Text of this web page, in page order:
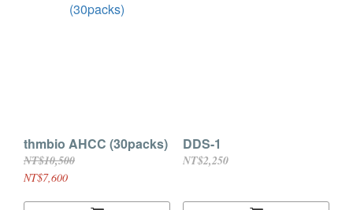
thmbio AHCC (30packs)
NT$10,500
NT$7,600
DDS-1
NT$2,250